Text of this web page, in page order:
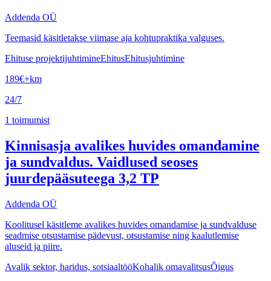
Addenda OÜ
Teemasid käsitletakse viimase aja kohtupraktika valguses.
Ehituse projektijuhtimineEhitusEhitusjuhtimine
189€+km
24/7
1 toimumist
Kinnisasja avalikes huvides omandamine
ja sundvaldus. Vaidlused seoses
juurdepääsuteega 3,2 TP
Addenda OÜ
Koolitusel käsitleme avalikes huvides omandamise ja sundvalduse
seadmise otsustamise pädevust, otsustamise ning kaalutlemise
aluseid ja piire.
Avalik sektor, haridus, sotsiaaltööKohalik omavalitsusÕigus